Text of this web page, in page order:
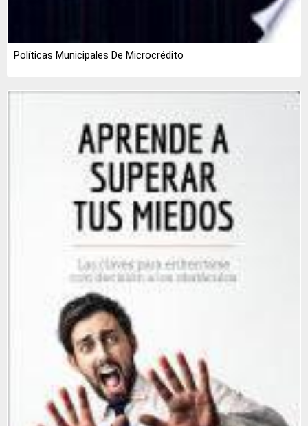
Políticas Municipales De Microcrédito